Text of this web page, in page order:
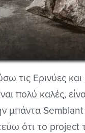
τις Ερινύες
πολύ καλές,
μπάντα Semblant
ότι το